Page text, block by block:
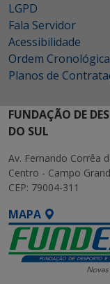
LGPD
Fala Servidor
Acessibilidade
Ordem
Planos de
FUNDAÇÃO DE
DO SUL
Av. Fernando Corrêa
Centro - Campo
CEP: 79004-311
MAPA